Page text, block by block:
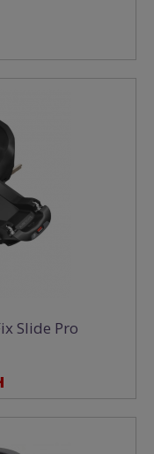
Slide Pro